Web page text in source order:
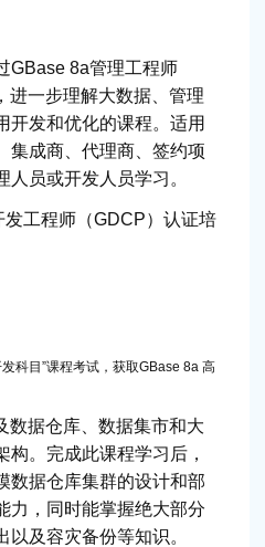
GBase 8a管理工程师
进一步理解大数据、管理
开发和优化的课程。适用
集成商、代理商、签约项
人员或开发人员学习。
工程师（GDCP）认证培
科目”课程考试，获取GBase 8a 高
数据仓库、数据集市和大
。完成此课程学习后，
数据仓库集群的设计和部
力，同时能掌握绝大部分
及容灾备份等知识。